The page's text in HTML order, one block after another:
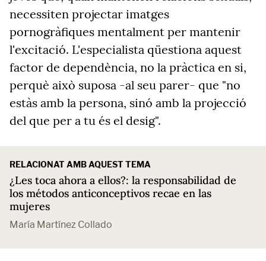
necessiten projectar imatges
pornogràfiques mentalment per mantenir
l'excitació. L'especialista qüestiona aquest
factor de dependència, no la pràctica en si,
perquè això suposa -al seu parer- que "no
estàs amb la persona, sinó amb la projecció
del que per a tu és el desig".
RELACIONAT AMB AQUEST TEMA
¿Les toca ahora a ellos?: la responsabilidad de
los métodos anticonceptivos recae en las
mujeres
María Martínez Collado